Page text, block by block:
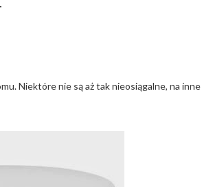
Niektóre nie są aż tak nieosiągalne, na inne